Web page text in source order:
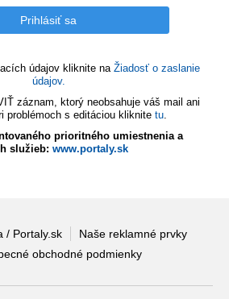
údajov kliknite na Žiadosť o zaslanie
údajov.
záznam, ktorý neobsahuje váš mail ani
problémoch s editáciou kliknite tu.
prioritného umiestnenia a
služieb: www.portaly.sk
/ Portaly.sk
Naše reklamné prvky
obchodné podmienky